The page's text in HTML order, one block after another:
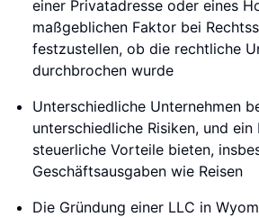
einer Privatadresse oder eines
maßgeblichen Faktor bei
festzustellen, ob die rechtliche
durchbrochen wurde
Unterschiedliche Unternehmen
unterschiedliche Risiken, und
steuerliche Vorteile bieten,
Geschäftsausgaben wie Reisen
Die Gründung einer LLC in